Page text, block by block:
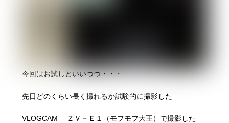
今回はお試しといいつつ・・・
先日どのくらい長く撮れるか試験的に撮影した
VLOGCAM ＺＶ－Ｅ１（モフモフ大王） で撮影した